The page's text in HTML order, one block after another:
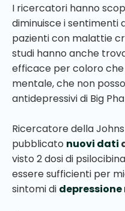
I ricercatori hanno
diminuisce i sentimenti
pazienti con malattie
studi hanno anche
efficace per coloro
mentale, che non
antidepressivi di Big
Ricercatore della
pubblicato nuovi dati
visto 2 dosi di
essere sufficienti per
sintomi di